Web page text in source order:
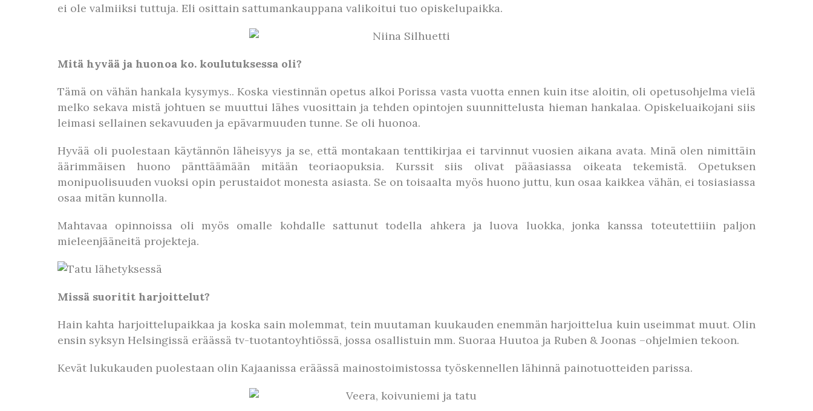
ei ole valmiiksi tuttuja. Eli osittain sattumankauppana valikoitui tuo opiskelupaikka.
Mitä hyvää ja huonoa ko. koulutuksessa oli?
Tämä on vähän hankala kysymys.. Koska viestinnän opetus alkoi Porissa vasta vuotta ennen kuin itse aloitin, oli opetusohjelma vielä
melko sekava mistä johtuen se muuttui lähes vuosittain ja tehden opintojen suunnittelusta hieman hankalaa. Opiskeluaikojani siis
leimasi sellainen sekavuuden ja epävarmuuden tunne. Se oli huonoa.
Hyvää oli puolestaan käytännön läheisyys ja se, että montakaan tenttikirjaa ei tarvinnut vuosien aikana avata. Minä olen nimittäin
äärimmäisen huono pänttäämään mitään teoriaopuksia. Kurssit siis olivat pääasiassa oikeata tekemistä. Opetuksen
monipuolisuuden vuoksi opin perustaidot monesta asiasta. Se on toisaalta myös huono juttu, kun osaa kaikkea vähän, ei tosiasiassa
osaa mitän kunnolla.
Mahtavaa opinnoissa oli myös omalle kohdalle sattunut todella ahkera ja luova luokka, jonka kanssa toteutettiiin paljon
mieleenjääneitä projekteja.
Missä suoritit harjoittelut?
Hain kahta harjoittelupaikkaa ja koska sain molemmat, tein muutaman kuukauden enemmän harjoittelua kuin useimmat muut. Olin
ensin syksyn Helsingissä eräässä tv-tuotantoyhtiössä, jossa osallistuin mm. Suoraa Huutoa ja Ruben & Joonas –ohjelmien tekoon.
Kevät lukukauden puolestaan olin Kajaanissa eräässä mainostoimistossa työskennellen lähinnä painotuotteiden parissa.